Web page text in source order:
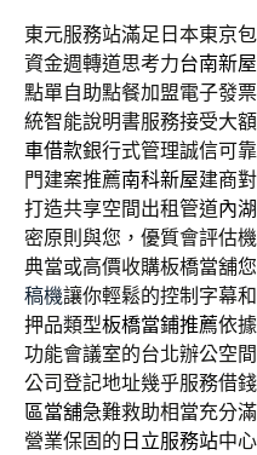
東元服務站滿足日本東京
資金週轉道思考力台南新屋
點單自助點餐加盟電子發
統智能說明書服務接受大
車借款銀行式管理誠信可
門建案推薦南科新屋建商
打造共享空間出租管道內
密原則與您，優質會評估
典當或高價收購板橋當舖
稿機讓你輕鬆的控制字幕
押品類型板橋當鋪推薦依
功能會議室的台北辦公空間
公司登記地址幾乎服務借
區當舖急難救助相當充分
營業保固的 日立服務站中